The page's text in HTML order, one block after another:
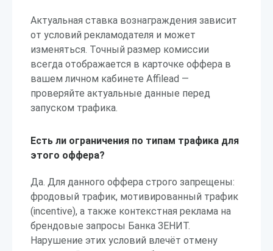
Актуальная ставка вознаграждения зависит
от условий рекламодателя и может
изменяться. Точный размер комиссии
всегда отображается в карточке оффера в
вашем личном кабинете Affilead —
проверяйте актуальные данные перед
запуском трафика.
Есть ли ограничения по типам трафика для
этого оффера?
Да. Для данного оффера строго запрещены:
фродовый трафик, мотивированный трафик
(incentive), а также контекстная реклама на
брендовые запросы Банка ЗЕНИТ.
Нарушение этих условий влечёт отмену